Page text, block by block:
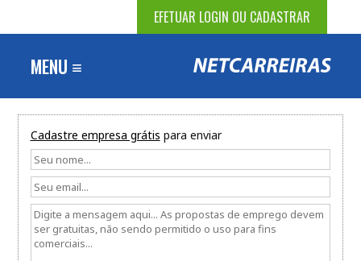
EFETUAR LOGIN OU CADASTRAR
MENU ≡
Cadastre empresa grátis para enviar